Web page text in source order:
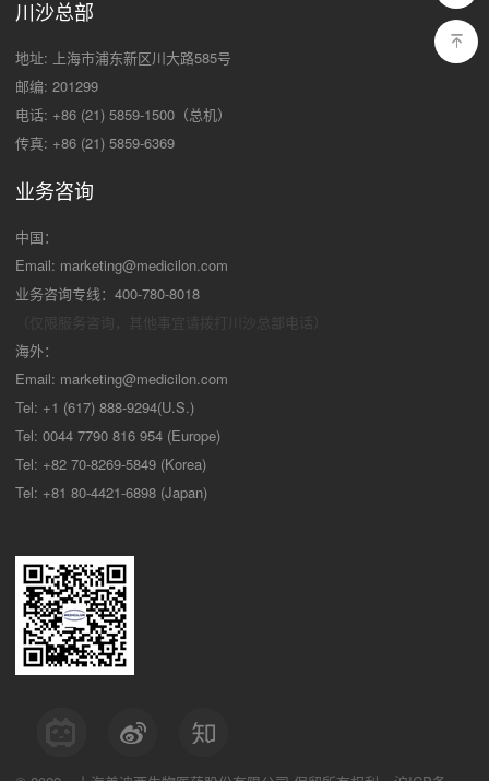
川沙总部
地址: 上海市浦东新区川大路585号
邮编: 201299
电话: +86 (21) 5859-1500（总机）
传真: +86 (21) 5859-6369
业务咨询
中国：
Email: marketing@medicilon.com
业务咨询专线：400-780-8018
海外：
Email: marketing@medicilon.com
Tel: +1 (617) 888-9294(U.S.)
Tel: 0044 7790 816 954 (Europe)
Tel: +82 70-8269-5849 (Korea)
Tel: +81 80-4421-6898 (Japan)